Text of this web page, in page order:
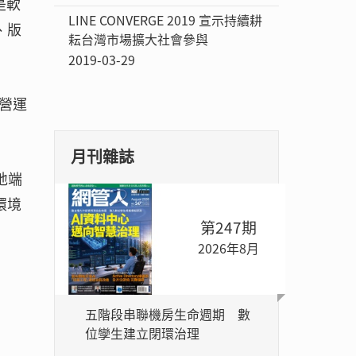
版
運
端
境
LINE CONVERGE 2019 宣示持續耕
耘台灣市場擴大社會參與
2019-03-29
月刊雜誌
第247期
2026年8月
五階段串聯機房生命週期 數
位孿生建立閉環治理